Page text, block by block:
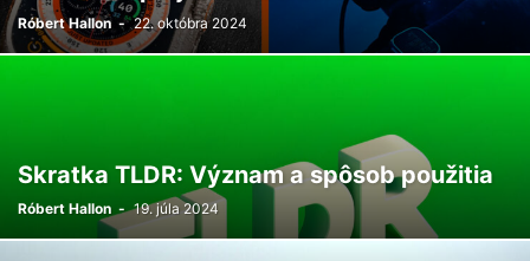
Róbert Hallon - 22. októbra 2024
Skratka TLDR: Význam a spôsob použitia
Róbert Hallon - 19. júla 2024